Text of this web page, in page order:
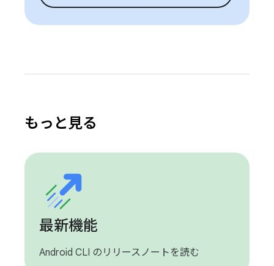
もっと見る
最新機能
Android CLI のリリースノートを読む